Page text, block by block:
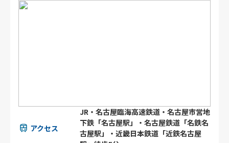
アクセス
JR・名古屋臨海高速鉄道・名古屋市営地
下鉄「名古屋駅」・名古屋鉄道「名鉄名
古屋駅」・近畿日本鉄道「近鉄名古屋